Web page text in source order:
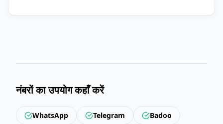
नंबरों का उपयोग कहाँ करें
WhatsApp Telegram
Badoo